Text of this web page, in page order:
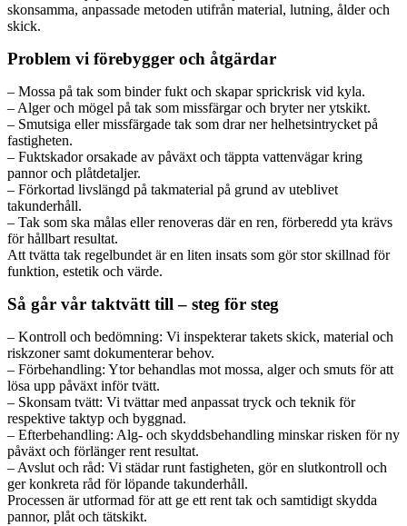
skonsamma, anpassade metoden utifrån material, lutning, ålder och
skick.
Problem vi förebygger och åtgärdar
– Mossa på tak som binder fukt och skapar sprickrisk vid kyla.
– Alger och mögel på tak som missfärgar och bryter ner ytskikt.
– Smutsiga eller missfärgade tak som drar ner helhetsintrycket på
fastigheten.
– Fuktskador orsakade av påväxt och täppta vattenvägar kring
pannor och plåtdetaljer.
– Förkortad livslängd på takmaterial på grund av uteblivet
takunderhåll.
– Tak som ska målas eller renoveras där en ren, förberedd yta krävs
för hållbart resultat.
Att tvätta tak regelbundet är en liten insats som gör stor skillnad för
funktion, estetik och värde.
Så går vår taktvätt till – steg för steg
– Kontroll och bedömning: Vi inspekterar takets skick, material och
riskzoner samt dokumenterar behov.
– Förbehandling: Ytor behandlas mot mossa, alger och smuts för att
lösa upp påväxt inför tvätt.
– Skonsam tvätt: Vi tvättar med anpassat tryck och teknik för
respektive taktyp och byggnad.
– Efterbehandling: Alg- och skyddsbehandling minskar risken för ny
påväxt och förlänger rent resultat.
– Avslut och råd: Vi städar runt fastigheten, gör en slutkontroll och
ger konkreta råd för löpande takunderhåll.
Processen är utformad för att ge ett rent tak och samtidigt skydda
pannor, plåt och tätskikt.